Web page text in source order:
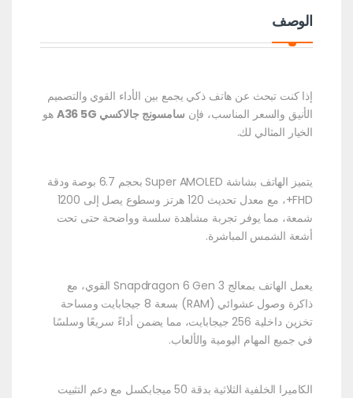
الوصف
إذا كنت تبحث عن هاتف ذكي يجمع بين الأداء القوي والتصميم
الأنيق والسعر المناسب، فإن سامسونج جالاكسي A36 5G
هو
الخيار المثالي لك.
يتميز الهاتف بشاشة Super AMOLED بحجم 6.7 بوصة ودقة
FHD+، مع معدل تحديث 120 هرتز وسطوع يصل إلى 1200
شمعة، مما يوفر تجربة مشاهدة سلسة وواضحة حتى تحت
أشعة الشمس المباشرة.
يعمل الهاتف بمعالج Snapdragon 6 Gen 3 القوي، مع
ذاكرة وصول عشوائي (RAM) بسعة 8 جيجابايت ومساحة
تخزين داخلية 256 جيجابايت، مما يضمن أداءً سريعًا وسلسًا
في جميع المهام اليومية والألعاب.
الكاميرا الخلفية الثلاثية بدقة 50 ميجابكسل مع دعم التثبيت